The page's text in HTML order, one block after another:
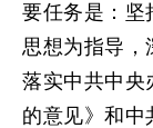
要任务是：坚
思想为指导，
落实中共中央
的意见》和中